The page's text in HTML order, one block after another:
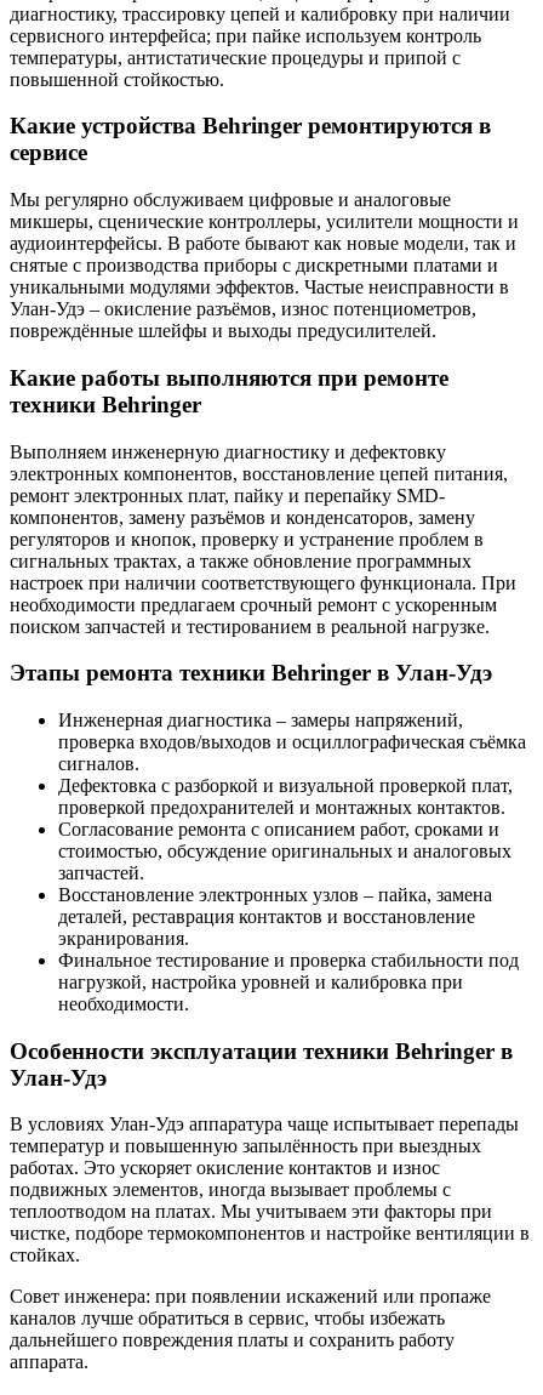
диагностику, трассировку цепей и калибровку при наличии
сервисного интерфейса; при пайке используем контроль
температуры, антистатические процедуры и припой с
повышенной стойкостью.
Какие устройства Behringer ремонтируются в
сервисе
Мы регулярно обслуживаем цифровые и аналоговые
микшеры, сценические контроллеры, усилители мощности и
аудиоинтерфейсы. В работе бывают как новые модели, так и
снятые с производства приборы с дискретными платами и
уникальными модулями эффектов. Частые неисправности в
Улан-Удэ – окисление разъёмов, износ потенциометров,
повреждённые шлейфы и выходы предусилителей.
Какие работы выполняются при ремонте
техники Behringer
Выполняем инженерную диагностику и дефектовку
электронных компонентов, восстановление цепей питания,
ремонт электронных плат, пайку и перепайку SMD-
компонентов, замену разъёмов и конденсаторов, замену
регуляторов и кнопок, проверку и устранение проблем в
сигнальных трактах, а также обновление программных
настроек при наличии соответствующего функционала. При
необходимости предлагаем срочный ремонт с ускоренным
поиском запчастей и тестированием в реальной нагрузке.
Этапы ремонта техники Behringer в Улан-Удэ
Инженерная диагностика – замеры напряжений,
проверка входов/выходов и осциллографическая съёмка
сигналов.
Дефектовка с разборкой и визуальной проверкой плат,
проверкой предохранителей и монтажных контактов.
Согласование ремонта с описанием работ, сроками и
стоимостью, обсуждение оригинальных и аналоговых
запчастей.
Восстановление электронных узлов – пайка, замена
деталей, реставрация контактов и восстановление
экранирования.
Финальное тестирование и проверка стабильности под
нагрузкой, настройка уровней и калибровка при
необходимости.
Особенности эксплуатации техники Behringer в
Улан-Удэ
В условиях Улан-Удэ аппаратура чаще испытывает перепады
температур и повышенную запылённость при выездных
работах. Это ускоряет окисление контактов и износ
подвижных элементов, иногда вызывает проблемы с
теплоотводом на платах. Мы учитываем эти факторы при
чистке, подборе термокомпонентов и настройке вентиляции в
стойках.
Совет инженера: при появлении искажений или пропаже
каналов лучше обратиться в сервис, чтобы избежать
дальнейшего повреждения платы и сохранить работу
аппарата.